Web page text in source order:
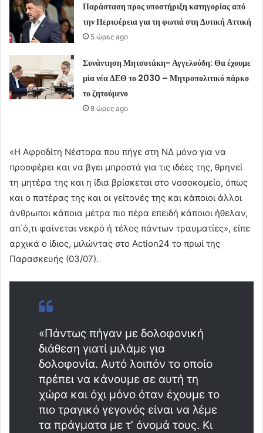
Παράσταση προς υποστήριξη κατηγορίας από
την Περιφέρεια για τη φωτιά στη Δυτική Αττική
5 ώρες ago
Συνάντηση Μητσοτάκη- Αγγελούδη: Θα έχουμε
μία νέα ΔΕΘ το 2030 – Μητροπολιτικό πάρκο
το ζητούμενο
8 ώρες ago
«Η Αφροδίτη Νέστορα που πήγε στη ΝΔ μόνο για να
προσφέρει και να βγει μπροστά για τις ιδέες της, θρηνεί
τη μητέρα της και η ίδια βρίσκεται στο νοσοκομείο, όπως
και ο πατέρας της και οι γείτονές της και κάποιοι άλλοι
άνθρωποι κάποια μέτρα πιο πέρα επειδή κάποιοι ήθελαν,
απ΄ό,τι φαίνεται νεκρό ή τέλος πάντων τραυματίες», είπε
αρχικά ο ίδιος, μιλώντας στο Action24 το πρωί της
Παρασκευής (03/07).
«Πάντως πήγαν με δολοφονική
διάθεση γιατί μιλάμε για
δολοφονία. Αυτό λοιπόν το οποίο
πρέπει να κάνουμε σε αυτή τη
χώρα και όχι μόνο όταν έχουμε το
πιο τραγικό γεγονός είναι να λέμε
τα πράγματα με τ’ όνομά τους. Κι